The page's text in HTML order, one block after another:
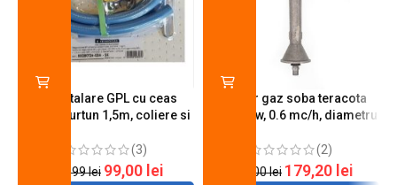
Kit instalare GPL cu ceas
butelie, furtun 1,5m, coliere si
(3)
120,99lei 99,00 lei
Arzator gaz soba teracota
A600, 6 kw, 0.6 mc/h, diametru
(2)
200,00lei 179,20 lei